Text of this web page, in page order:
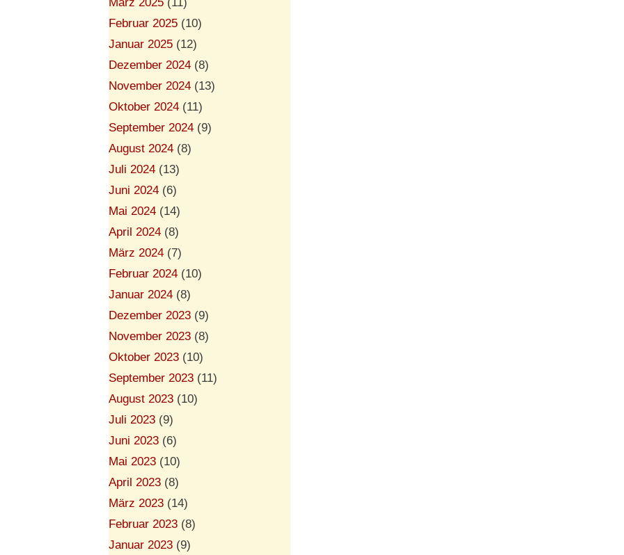
Februar 2025 (10)
Januar 2025 (12)
Dezember 2024 (8)
November 2024 (13)
Oktober 2024 (11)
September 2024 (9)
August 2024 (8)
Juli 2024 (13)
Juni 2024 (6)
Mai 2024 (14)
April 2024 (8)
März 2024 (7)
Februar 2024 (10)
Januar 2024 (8)
Dezember 2023 (9)
November 2023 (8)
Oktober 2023 (10)
September 2023 (11)
August 2023 (10)
Juli 2023 (9)
Juni 2023 (6)
Mai 2023 (10)
April 2023 (8)
März 2023 (14)
Februar 2023 (8)
Januar 2023 (9)